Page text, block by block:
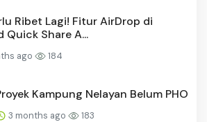
Ribet Lagi! Fitur AirDrop di
Quick Share A...
ago 184
Kampung Nelayan Belum PHO
3 months ago 183